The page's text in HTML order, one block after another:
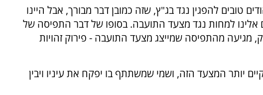
טובים להפגין נגד בג"ץ, שזה כמובן דבר מבורך, אבל היינו
למחות נגד מצעד התועבה. בסופו של דבר התפיסה של
מגיעה מהתפיסה שמייצג מצעד התועבה - פירוק זהויות
יותר המצעד הזה, ושמי שמשתתף בו יפקח את עיניו ויבין